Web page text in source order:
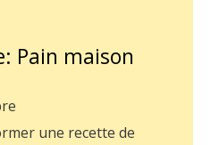
Pain maison
une recette de